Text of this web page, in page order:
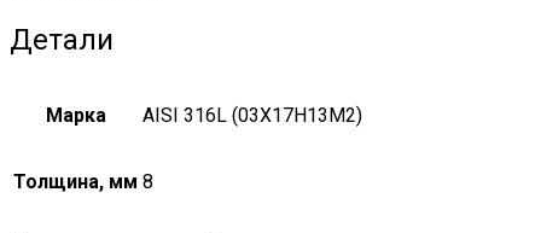
Детали
Марка AISI 316L (03Х17Н13М2)
Толщина, мм 8